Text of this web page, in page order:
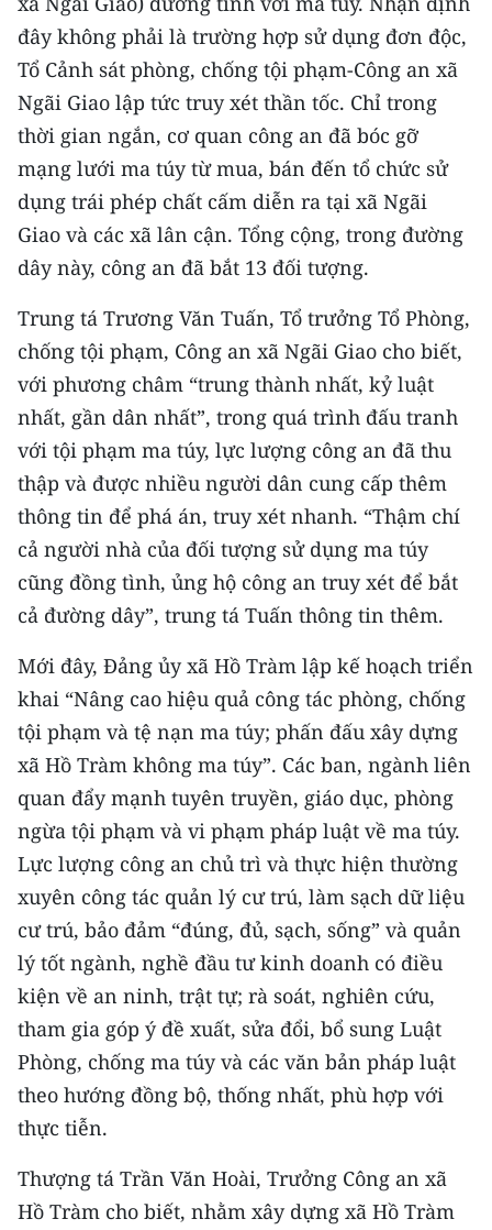
CHUYÊN ĐỀ
CÁC CHUYÊN TRANG
VỀ BÁO NHÂN DÂN
THỜI NAY
NHÂN DÂN CUỐI TUẦN
NHÂN DÂN HẰNG THÁNG
MUA BÁO
ĐỌC BÁO IN
ENGLISH
中文
FRANÇAIS
РУССКИЙ
ESPAÑOL
한국어
đây không phải là trường hợp sử dụng đơn độc,
Tổ Cảnh sát phòng, chống tội phạm-Công an xã
Ngãi Giao lập tức truy xét thần tốc. Chỉ trong
thời gian ngắn, cơ quan công an đã bóc gỡ
mạng lưới ma túy từ mua, bán đến tổ chức sử
dụng trái phép chất cấm diễn ra tại xã Ngãi
Giao và các xã lân cận. Tổng cộng, trong đường
dây này, công an đã bắt 13 đối tượng.
Trung tá Trương Văn Tuấn, Tổ trưởng Tổ Phòng,
chống tội phạm, Công an xã Ngãi Giao cho biết,
với phương châm “trung thành nhất, kỷ luật
nhất, gần dân nhất”, trong quá trình đấu tranh
với tội phạm ma túy, lực lượng công an đã thu
thập và được nhiều người dân cung cấp thêm
thông tin để phá án, truy xét nhanh. “Thậm chí
cả người nhà của đối tượng sử dụng ma túy
cũng đồng tình, ủng hộ công an truy xét để bắt
cả đường dây”, trung tá Tuấn thông tin thêm.
Mới đây, Đảng ủy xã Hồ Tràm lập kế hoạch triển
khai “Nâng cao hiệu quả công tác phòng, chống
tội phạm và tệ nạn ma túy; phấn đấu xây dựng
xã Hồ Tràm không ma túy”. Các ban, ngành liên
quan đẩy mạnh tuyên truyền, giáo dục, phòng
ngừa tội phạm và vi phạm pháp luật về ma túy.
Lực lượng công an chủ trì và thực hiện thường
xuyên công tác quản lý cư trú, làm sạch dữ liệu
cư trú, bảo đảm “đúng, đủ, sạch, sống” và quản
lý tốt ngành, nghề đầu tư kinh doanh có điều
kiện về an ninh, trật tự; rà soát, nghiên cứu,
tham gia góp ý đề xuất, sửa đổi, bổ sung Luật
Phòng, chống ma túy và các văn bản pháp luật
theo hướng đồng bộ, thống nhất, phù hợp với
thực tiễn.
Thượng tá Trần Văn Hoài, Trưởng Công an xã
Hồ Tràm cho biết, nhằm xây dựng xã Hồ Tràm